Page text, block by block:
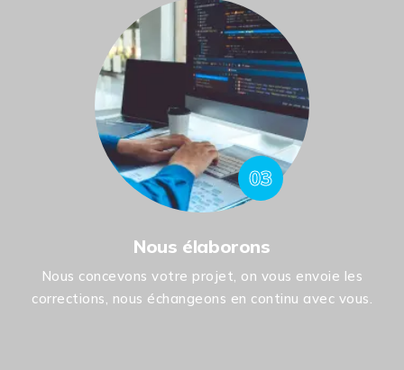
03
Nous élaborons
Nous concevons votre projet, on vous envoie les
corrections, nous échangeons en continu avec vous.